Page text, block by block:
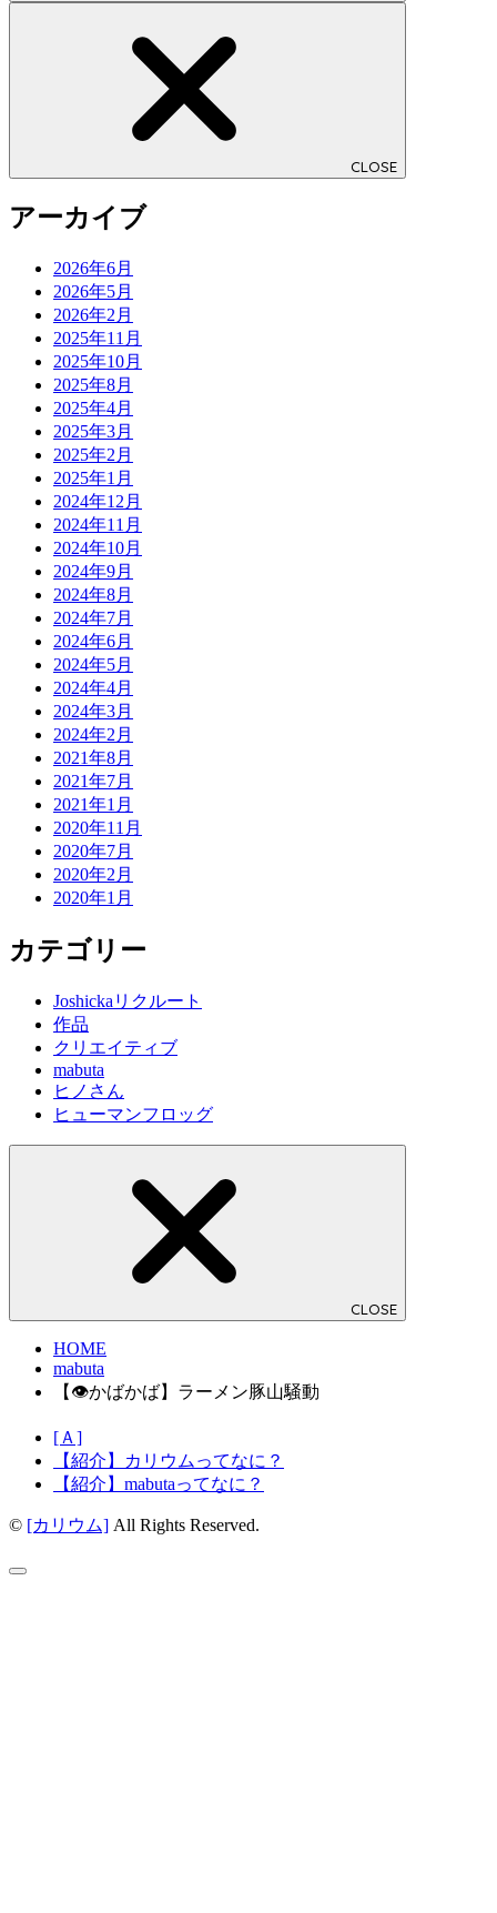
CLOSE
アーカイブ
2026年6月
2026年5月
2026年2月
2025年11月
2025年10月
2025年8月
2025年4月
2025年3月
2025年2月
2025年1月
2024年12月
2024年11月
2024年10月
2024年9月
2024年8月
2024年7月
2024年6月
2024年5月
2024年4月
2024年3月
2024年2月
2021年8月
2021年7月
2021年1月
2020年11月
2020年7月
2020年2月
2020年1月
カテゴリー
Joshickaリクルート
作品
クリエイティブ
mabuta
ヒノさん
ヒューマンフロッグ
CLOSE
HOME
mabuta
【👁かばかば】ラーメン豚山騒動
[Ａ]
【紹介】カリウムってなに？
【紹介】mabutaってなに？
© [カリウム] All Rights Reserved.